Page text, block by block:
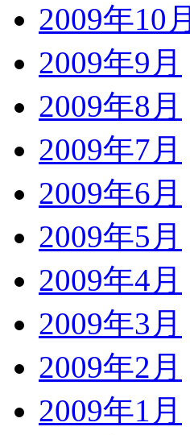
2009年10月
2009年9月
2009年8月
2009年7月
2009年6月
2009年5月
2009年4月
2009年3月
2009年2月
2009年1月